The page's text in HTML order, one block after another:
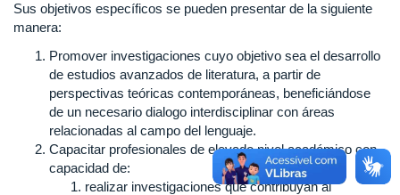
Sus objetivos específicos se pueden presentar de la siguiente
manera:
Promover investigaciones cuyo objetivo sea el desarrollo
de estudios avanzados de literatura, a partir de
perspectivas teóricas contemporáneas, beneficiándose
de un necesario dialogo interdisciplinar con áreas
relacionadas al campo del lenguaje.
Capacitar profesionales de elevado nivel académico con
capacidad de:
realizar investigaciones que contribuyan al